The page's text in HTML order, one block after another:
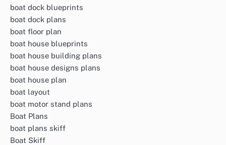
boat dock blueprints
boat dock plans
boat floor plan
boat house blueprints
boat house building plans
boat house designs plans
boat house plan
boat layout
boat motor stand plans
Boat Plans
boat plans skiff
Boat Skiff